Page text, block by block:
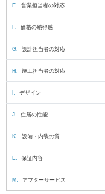
E. 営業担当者の対応
F. 価格の納得感
G. 設計担当者の対応
H. 施工担当者の対応
I. デザイン
J. 住居の性能
K. 設備・内装の質
L. 保証内容
M. アフターサービス